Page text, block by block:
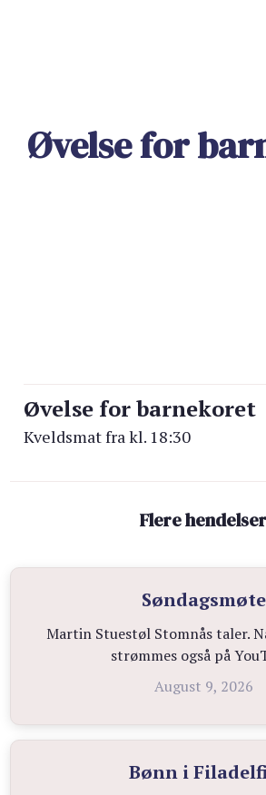
Øvelse for
Øvelse for barnekoret
Kveldsmat fra kl. 18:30
Flere hendelser
Søndagsmøte
Martin Stuestøl Stomnås taler.
strømmes også på
August 9, 2026
Bønn i